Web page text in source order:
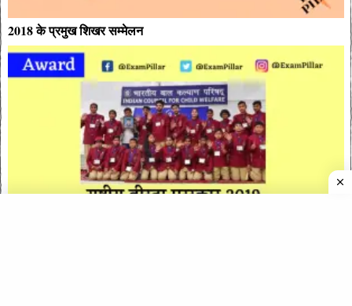
2018 के प्रमुख शिखर सम्मेलन